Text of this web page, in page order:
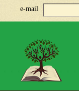
e-mail